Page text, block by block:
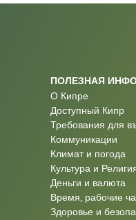
ПОЛЕЗНАЯ
О Кипре
Доступный Кипр
Требования для
Коммуникации
Климат и погода
Культура и
Деньги и валюта
Время, рабочие
Здоровье и